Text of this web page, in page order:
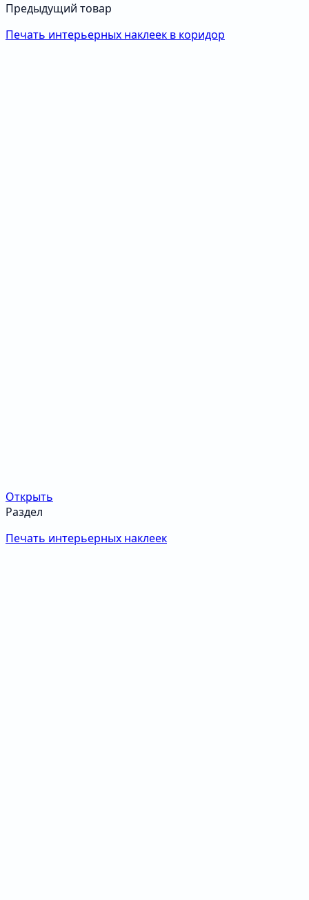
Предыдущий товар
Печать интерьерных наклеек в коридор
Открыть
Раздел
Печать интерьерных наклеек